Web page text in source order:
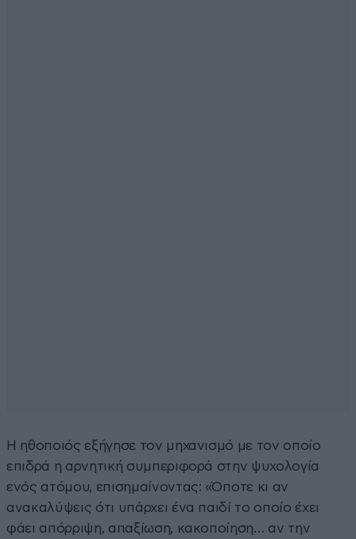
Η ηθοποιός εξήγησε τον μηχανισμό με τον οποίο
επιδρά η αρνητική συμπεριφορά στην ψυχολογία
ενός ατόμου, επισημαίνοντας: «Όποτε κι αν
ανακαλύψεις ότι υπάρχει ένα παιδί το οποίο έχει
φάει απόρριψη, απαξίωση, κακοποίηση… αν την